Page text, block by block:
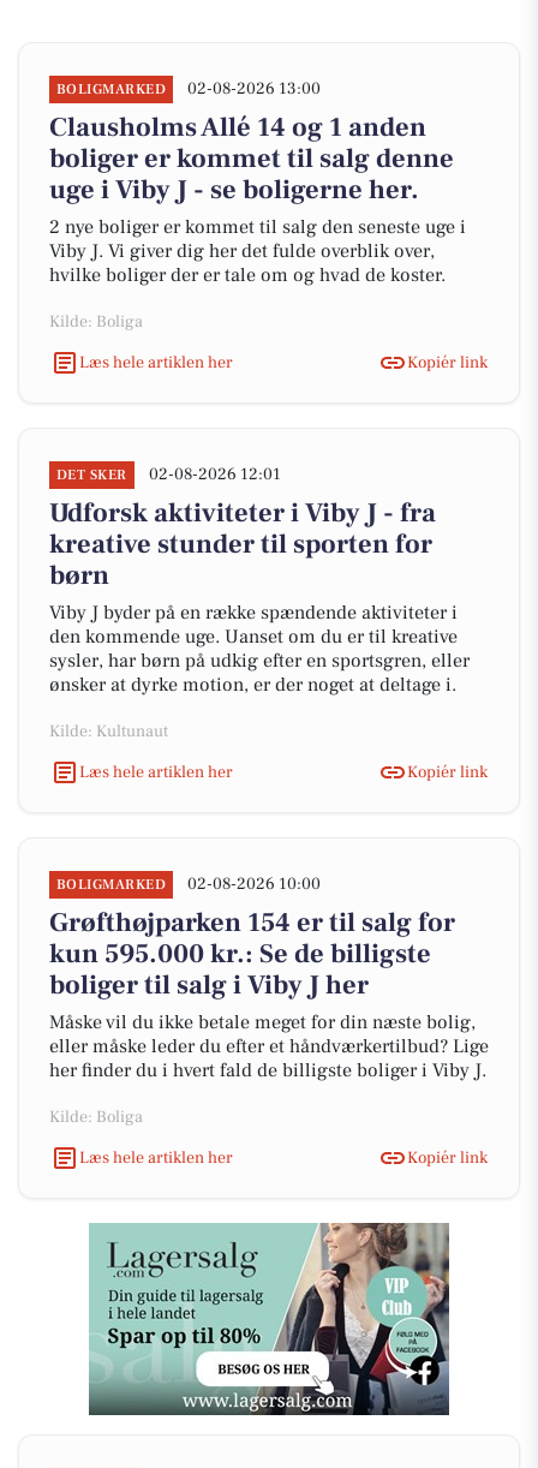
BOLIGMARKED 02-08-2026 13:00
Clausholms Allé 14 og 1 anden
boliger er kommet til salg denne
uge i Viby J - se boligerne her.
2 nye boliger er kommet til salg den seneste uge i
Viby J. Vi giver dig her det fulde overblik over,
hvilke boliger der er tale om og hvad de koster.
Kilde: Boliga
Læs hele artiklen her
Kopiér link
DET SKER 02-08-2026 12:01
Udforsk aktiviteter i Viby J - fra
kreative stunder til sporten for
børn
Viby J byder på en række spændende aktiviteter i
den kommende uge. Uanset om du er til kreative
sysler, har børn på udkig efter en sportsgren, eller
ønsker at dyrke motion, er der noget at deltage i.
Kilde: Kultunaut
Læs hele artiklen her
Kopiér link
BOLIGMARKED 02-08-2026 10:00
Grøfthøjparken 154 er til salg for
kun 595.000 kr.: Se de billigste
boliger til salg i Viby J her
Måske vil du ikke betale meget for din næste bolig,
eller måske leder du efter et håndværkertilbud? Lige
her finder du i hvert fald de billigste boliger i Viby J.
Kilde: Boliga
Læs hele artiklen her
Kopiér link